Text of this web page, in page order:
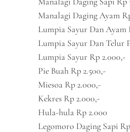
Manalagi Daging Ayam
Lumpia Sayur Dan Ayam
Lumpia Sayur Dan Telur
Lumpia Sayur Rp 2.000,-
Pie Buah Rp 2.500,-
Miesoa Rp 2.000,-
Kekres Rp 2.000,-
Hula-hula Rp 2.000
Legomoro Daging Sapi